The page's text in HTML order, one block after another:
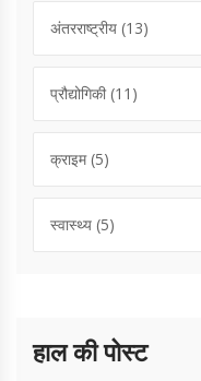
अंतरराष्ट्रीय (13)
प्रौद्योगिकी(11)
क्राइम(5)
स्वास्थ्य (5)
हाल की पोस्ट